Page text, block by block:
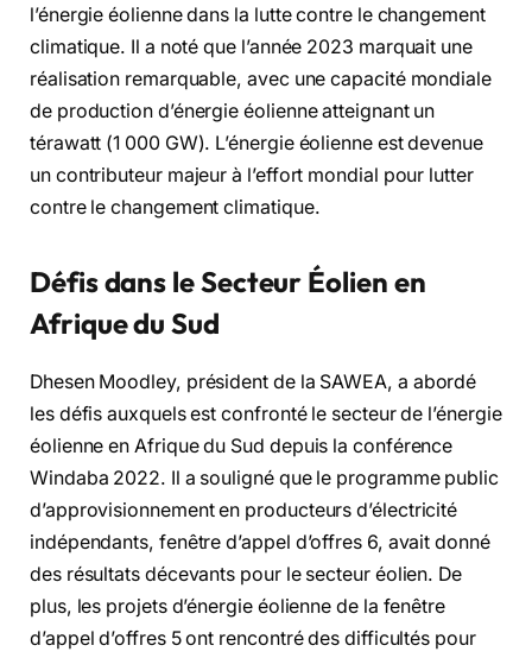
l’énergie éolienne dans la lutte contre le changement
climatique. Il a noté que l’année 2023 marquait une
réalisation remarquable, avec une capacité mondiale
de production d’énergie éolienne atteignant un
térawatt (1 000 GW). L’énergie éolienne est devenue
un contributeur majeur à l’effort mondial pour lutter
contre le changement climatique.
Défis dans le Secteur Éolien en
Afrique du Sud
Dhesen Moodley, président de la SAWEA, a abordé
les défis auxquels est confronté le secteur de l’énergie
éolienne en Afrique du Sud depuis la conférence
Windaba 2022. Il a souligné que le programme public
d’approvisionnement en producteurs d’électricité
indépendants, fenêtre d’appel d’offres 6, avait donné
des résultats décevants pour le secteur éolien. De
plus, les projets d’énergie éolienne de la fenêtre
d’appel d’offres 5 ont rencontré des difficultés pour